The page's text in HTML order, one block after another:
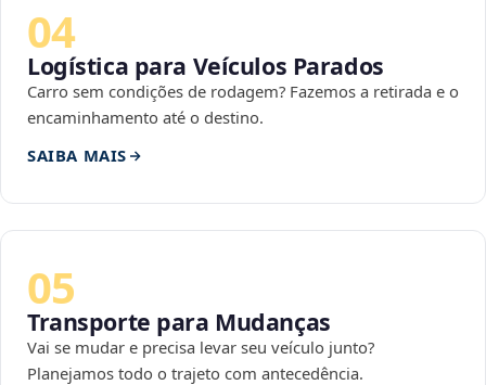
04
Logística para Veículos Parados
Carro sem condições de rodagem? Fazemos a retirada e o
encaminhamento até o destino.
SAIBA MAIS
05
Transporte para Mudanças
Vai se mudar e precisa levar seu veículo junto?
Planejamos todo o trajeto com antecedência.